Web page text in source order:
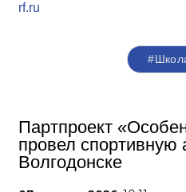
rf.ru
Партпроект
провел спортивную
Волгодонске